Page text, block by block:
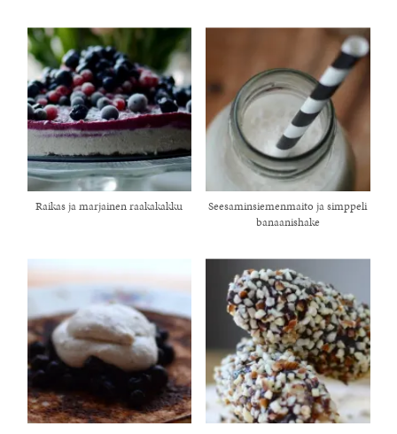
Raikas ja marjainen raakakakku
Seesaminsiemenmaito ja simppeli
banaanishake